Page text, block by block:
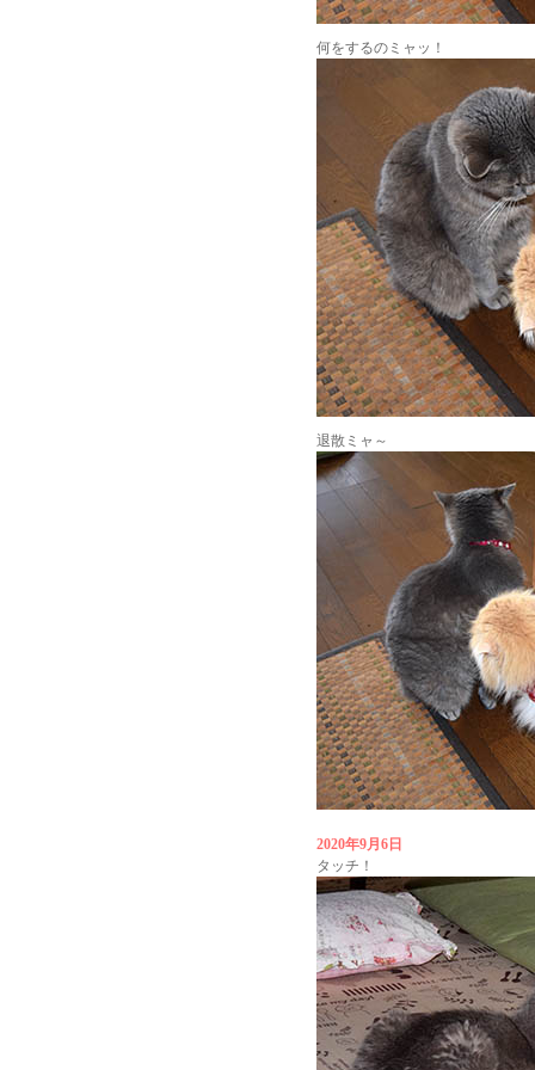
何をするのミャッ！
退散ミャ～
2020年9月6日
タッチ！